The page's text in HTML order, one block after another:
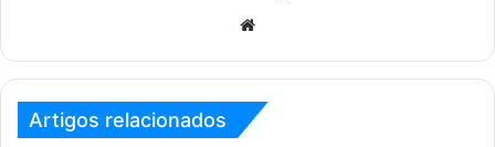
Website
Artigos relacionados